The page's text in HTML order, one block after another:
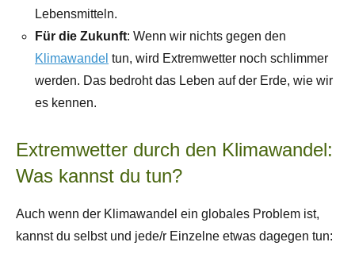
Lebensmitteln.
Für die Zukunft: Wenn wir nichts gegen den
Klimawandel tun, wird Extremwetter noch schlimmer
werden. Das bedroht das Leben auf der Erde, wie wir
es kennen.
Extremwetter durch den Klimawandel:
Was kannst du tun?
Auch wenn der Klimawandel ein globales Problem ist,
kannst du selbst und jede/r Einzelne etwas dagegen tun: